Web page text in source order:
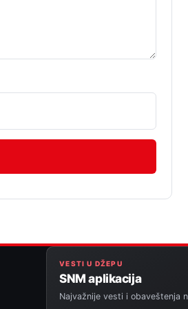
VESTI U DŽEPU
SNM aplikacija
Najvažnije vesti i obaveštenja